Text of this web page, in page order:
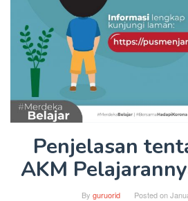
Penjelasan
AKM
By guruorid Posted on